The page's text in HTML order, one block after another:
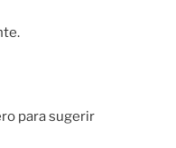
para sugerir